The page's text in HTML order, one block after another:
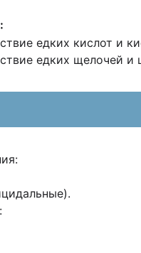
едких кислот и
едких щелочей